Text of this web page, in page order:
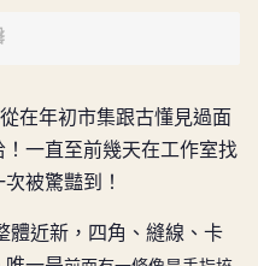
在年初市集跟古懂見過面
一直至前幾天在工作室找
被驚豔到！
體近新，四角、縫線、卡